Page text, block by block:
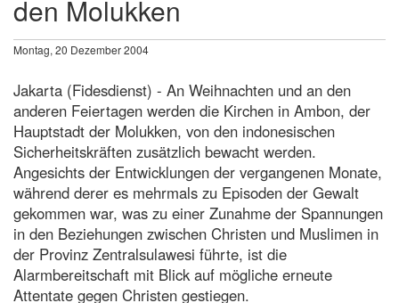
den Molukken
Montag, 20 Dezember 2004
Jakarta (Fidesdienst) - An Weihnachten und an den
anderen Feiertagen werden die Kirchen in Ambon, der
Hauptstadt der Molukken, von den indonesischen
Sicherheitskräften zusätzlich bewacht werden.
Angesichts der Entwicklungen der vergangenen Monate,
während derer es mehrmals zu Episoden der Gewalt
gekommen war, was zu einer Zunahme der Spannungen
in den Beziehungen zwischen Christen und Muslimen in
der Provinz Zentralsulawesi führte, ist die
Alarmbereitschaft mit Blick auf mögliche erneute
Attentate gegen Christen gestiegen.